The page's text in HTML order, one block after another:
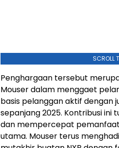
SCROLL
Penghargaan tersebut
Mouser dalam menggaet
basis pelanggan aktif dengan
sepanjang 2025. Kontribusi ini
dan mempercepat
utama. Mouser terus